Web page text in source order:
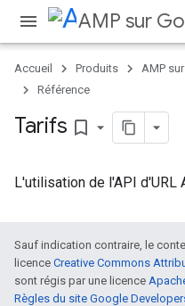
AMP sur
Accueil Produits AMP
Référence
Tarifs bookmark_border
L'utilisation de l'API d'URL
Sauf indication contraire, le
licence Creative Commons
sont régis par une licence
Règles du site Google